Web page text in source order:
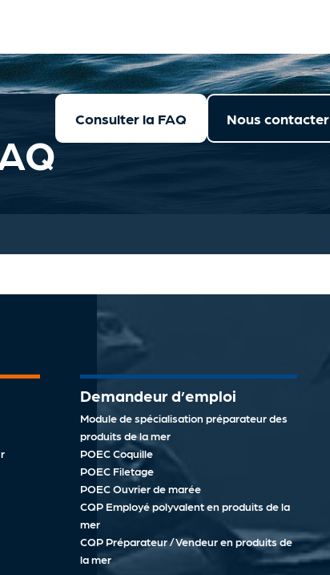
Consulter la FAQ Nous contacter
Demandeur d’emploi
Module de spécialisation préparateur des
produits de la mer
POEC Coquille
POEC Filetage
POEC Ouvrier de marée
CQP Employé polyvalent en produits de la
mer
CQP Préparateur / Vendeur en produits de
la mer